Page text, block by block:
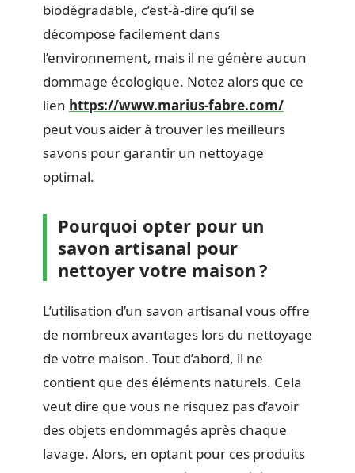
biodégradable, c’est-à-dire qu’il se
décompose facilement dans
l’environnement, mais il ne génère aucun
dommage écologique. Notez alors que ce
lien https://www.marius-fabre.com/
peut vous aider à trouver les meilleurs
savons pour garantir un nettoyage
optimal.
Pourquoi opter pour un
savon artisanal pour
nettoyer votre maison ?
L’utilisation d’un savon artisanal vous offre
de nombreux avantages lors du nettoyage
de votre maison. Tout d’abord, il ne
contient que des éléments naturels. Cela
veut dire que vous ne risquez pas d’avoir
des objets endommagés après chaque
lavage. Alors, en optant pour ces produits